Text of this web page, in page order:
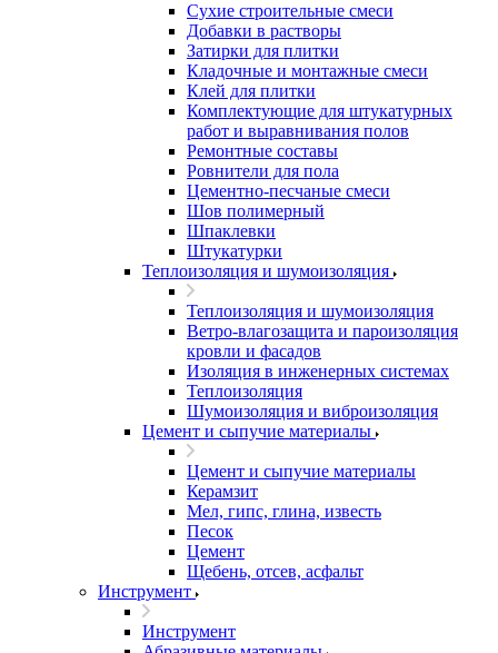
Сухие строительные смеси
Добавки в растворы
Затирки для плитки
Кладочные и монтажные смеси
Клей для плитки
Комплектующие для штукатурных
работ и выравнивания полов
Ремонтные составы
Ровнители для пола
Цементно-песчаные смеси
Шов полимерный
Шпаклевки
Штукатурки
Теплоизоляция и шумоизоляция
Теплоизоляция и шумоизоляция
Ветро-влагозащита и пароизоляция
кровли и фасадов
Изоляция в инженерных системах
Теплоизоляция
Шумоизоляция и виброизоляция
Цемент и сыпучие материалы
Цемент и сыпучие материалы
Керамзит
Мел, гипс, глина, известь
Песок
Цемент
Щебень, отсев, асфальт
Инструмент
Инструмент